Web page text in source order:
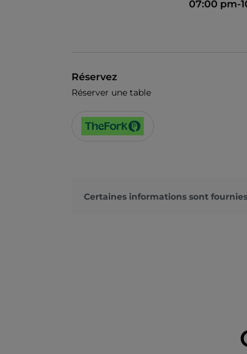
07:00 pm-
Réservez
Réserver une table
Certaines informations sont